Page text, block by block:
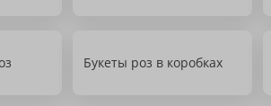
Букеты роз в коробках